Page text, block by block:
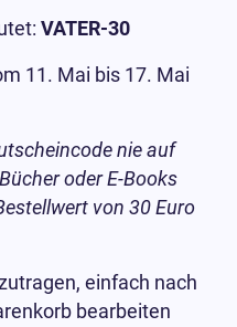
VATER-30
11. Mai bis 17. Mai
nie auf
oder E-Books
von 30 Euro
einfach nach
bearbeiten